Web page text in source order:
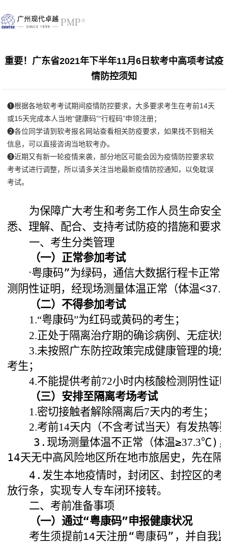
重要！广东省2021年下半年11月6日软考中高项考试疫
情防控须知
❶根据各地软考考试期间疫情防控要求，大多要求考生在考前14天
或15天完成本人当地“健康码”“行程码”申领注册；
❷各位同学请到软考报名网站查看相关防疫要求，如果找不到相关
信息，可以直接咨询当地软考办。
❸近期又有新一轮疫情来袭，部分地区可能会因为疫情防控要求软
考考试进行调整，所以请多关注当地最新疫情防控通知，以免耽误
考试。
为保障广大考生和考务工作人员生命安全
悉、理解、配合、支持考试防疫的措施和要求
一、考生分类管理
（一） 正常参加考试
“粤康码”为绿码，通信大数据行程卡正常
测阴性证明，经现场测量体温正常（体温
（二）不得参加考试
1.“粤康码”为红码或黄码的考生；
2.正处于隔离治疗期的确诊病例、无症状
3.未按照广东防控政策完成健康管理的境
考生；
4.不能提供考前72小时内核酸检测阴性证
（三）安排至隔离考场考试
1.密切接触者解除隔离后7天内的考生；
2.考前14天内（不含考试当天）有发热等
3.现场测量体温不正常（体温≥37.3℃)，
14天无中高风险地区所在地市旅居史，先在
4.发生本地疫情时，封闭区、封控区的考
放行条，实现专人专车闭环接转。
二、考前准备事项
（一）通过“粤康码”申报健康状况
考生须提前14天注册“粤康码”，并自我